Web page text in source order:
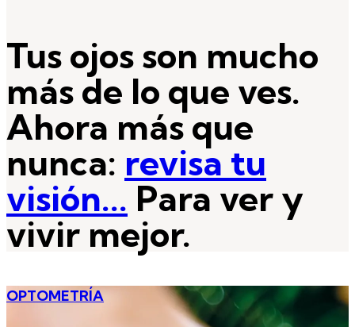
Tus ojos son mucho
más de lo que ves.
Ahora más que
nunca: revisa tu
visión... Para ver y
vivir mejor.
OPTOMETRÍA